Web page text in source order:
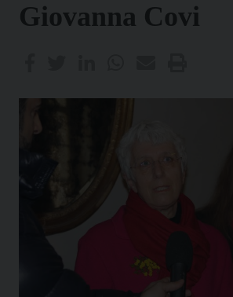
Giovanna Covi